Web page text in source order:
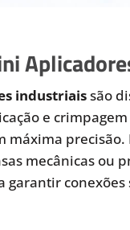
industriaissão
e
máxima precisão.
mecânicas ou
conexões